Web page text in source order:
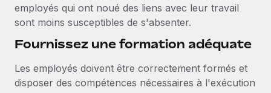
employés qui ont noué des liens avec leur travail
sont moins susceptibles de s'absenter.
Fournissez une formation adéquate
Les employés doivent être correctement formés et
disposer des compétences nécessaires à l'exécution